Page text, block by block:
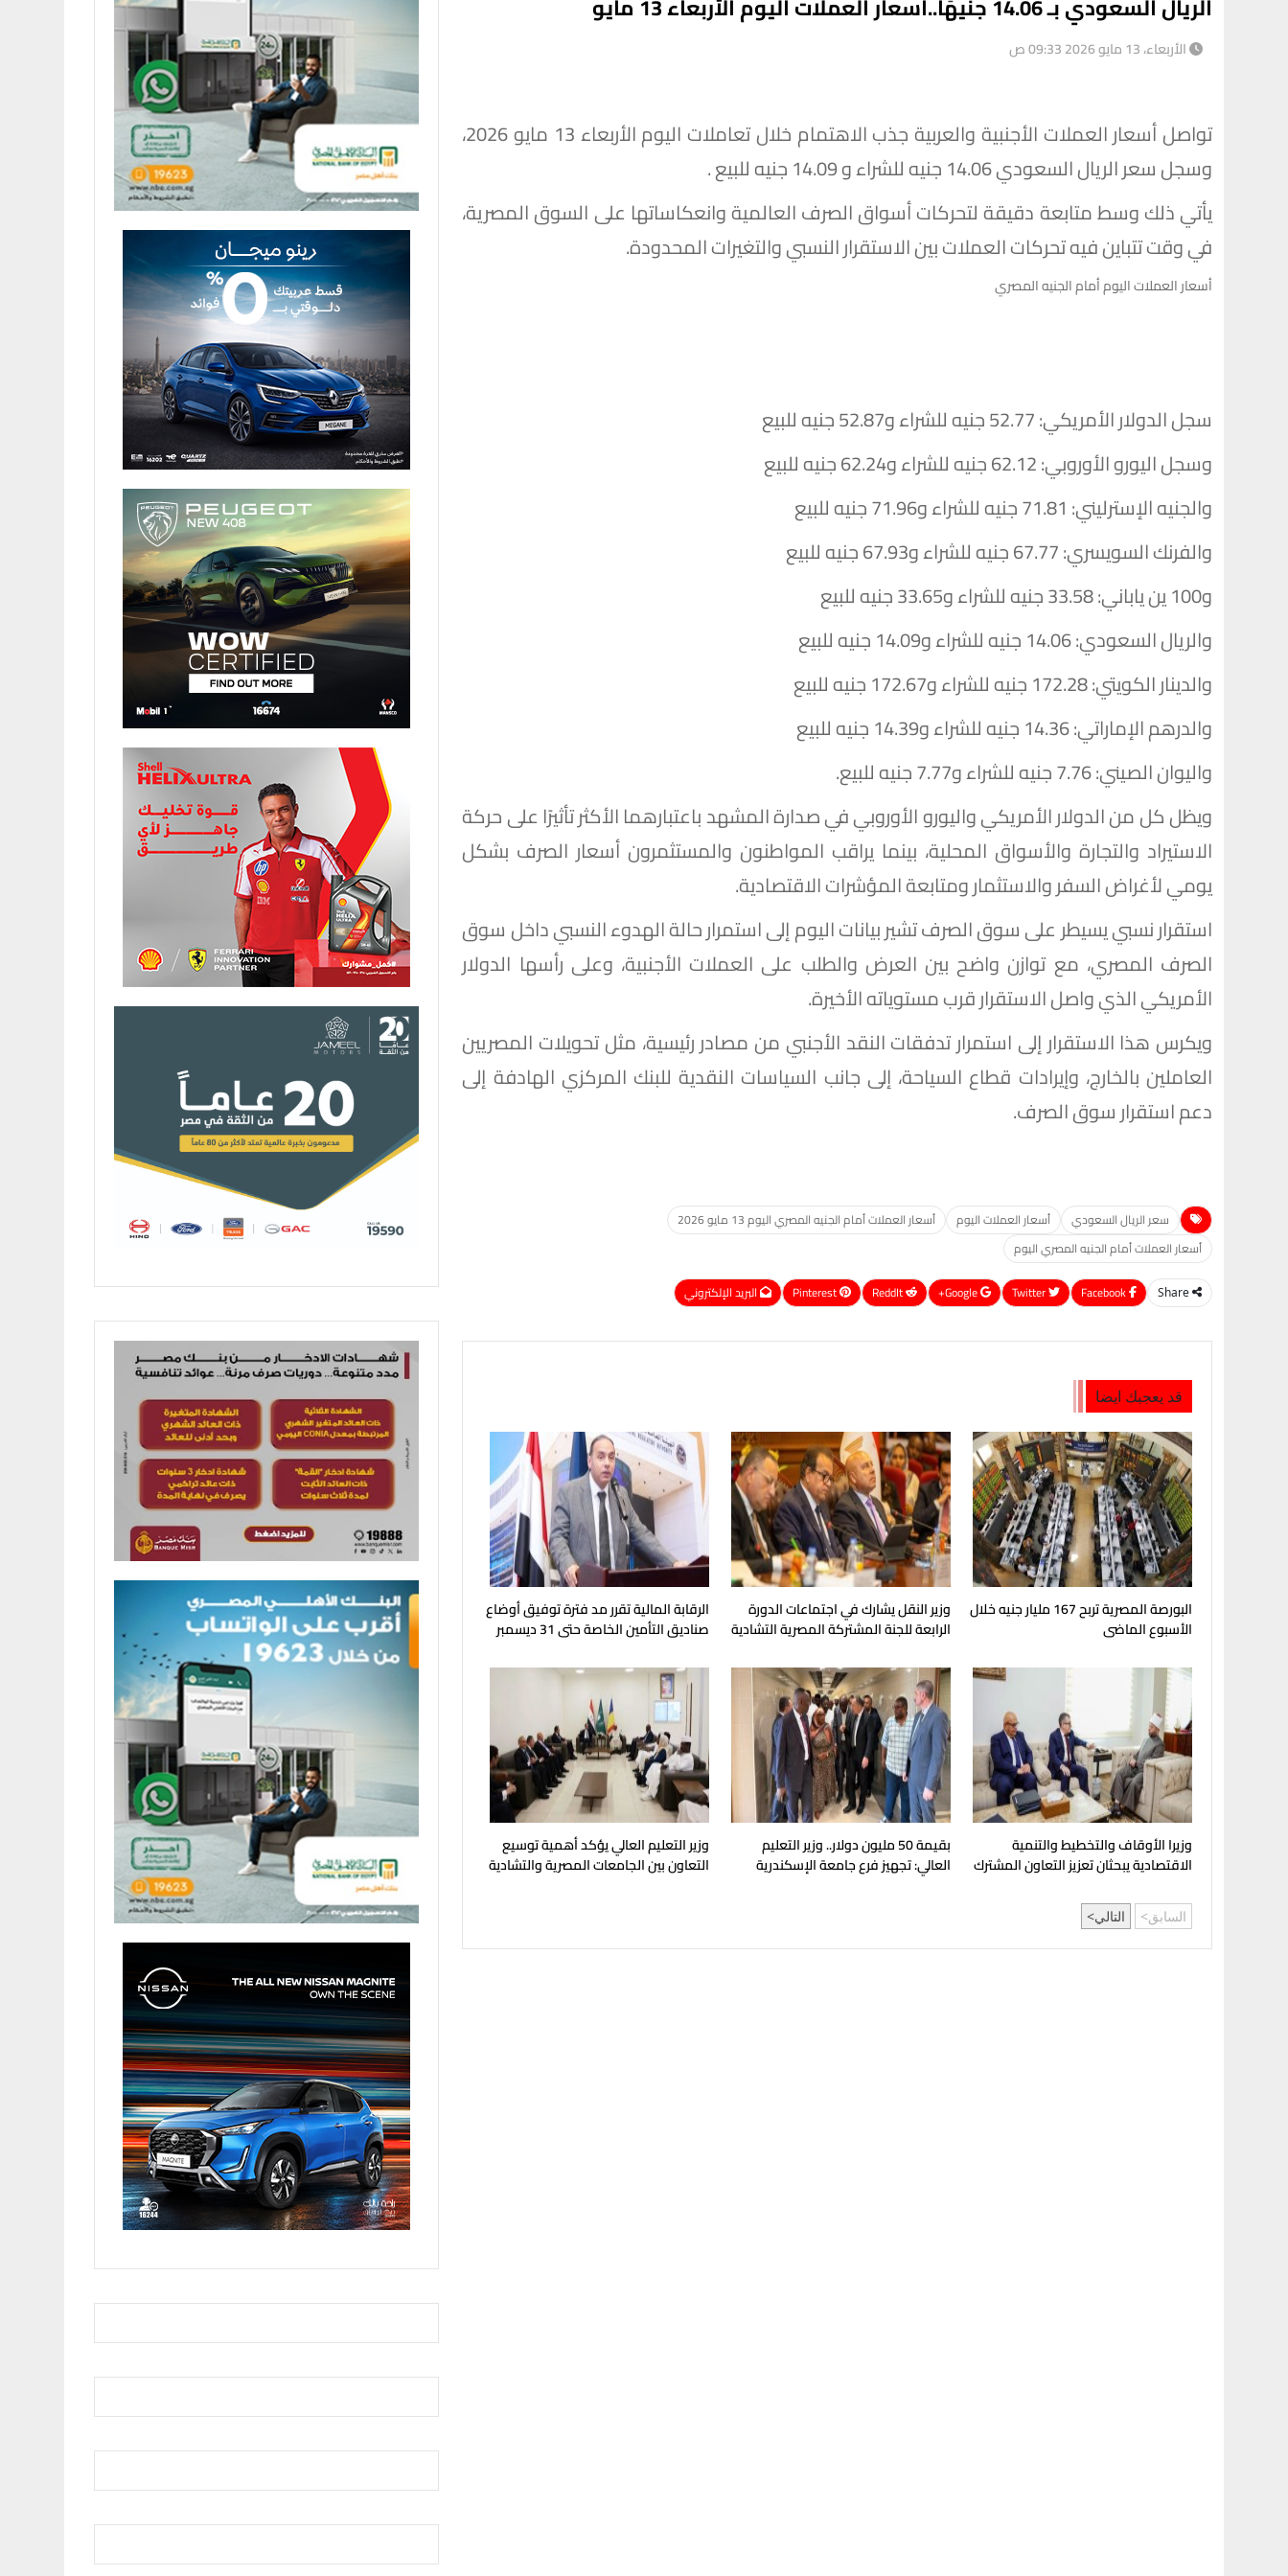
الأربعاء، 13 مايو 2026 09:33 ص
تواصل أسعار العملات الأجنبية والعربية جذب الاهتمام خلال تعاملات اليوم الأربعاء 13 مايو 2026،
وسجل سعر الريال السعودي 14.06 جنيه للشراء و 14.09 جنيه للبيع .
يأتي ذلك وسط متابعة دقيقة لتحركات أسواق الصرف العالمية وانعكاساتها على السوق المصرية،
في وقت تتباين فيه تحركات العملات بين الاستقرار النسبي والتغيرات المحدودة.
أسعار العملات اليوم أمام الجنيه المصري
سجل الدولار الأمريكي: 52.77 جنيه للشراء و52.87 جنيه للبيع
وسجل اليورو الأوروبي: 62.12 جنيه للشراء و62.24 جنيه للبيع
والجنيه الإسترليني: 71.81 جنيه للشراء و71.96 جنيه للبيع
والفرنك السويسري: 67.77 جنيه للشراء و67.93 جنيه للبيع
و100 ين ياباني: 33.58 جنيه للشراء و33.65 جنيه للبيع
والريال السعودي: 14.06 جنيه للشراء و14.09 جنيه للبيع
والدينار الكويتي: 172.28 جنيه للشراء و172.67 جنيه للبيع
والدرهم الإماراتي: 14.36 جنيه للشراء و14.39 جنيه للبيع
واليوان الصيني: 7.76 جنيه للشراء و7.77 جنيه للبيع.
ويظل كل من الدولار الأمريكي واليورو الأوروبي في صدارة المشهد باعتبارهما الأكثر تأثيرًا على حركة
الاستيراد والتجارة والأسواق المحلية، بينما يراقب المواطنون والمستثمرون أسعار الصرف بشكل
يومي لأغراض السفر والاستثمار ومتابعة المؤشرات الاقتصادية.
استقرار نسبي يسيطر على سوق الصرف تشير بيانات اليوم إلى استمرار حالة الهدوء النسبي داخل سوق
الصرف المصري، مع توازن واضح بين العرض والطلب على العملات الأجنبية، وعلى رأسها الدولار
الأمريكي الذي واصل الاستقرار قرب مستوياته الأخيرة.
ويكرس هذا الاستقرار إلى استمرار تدفقات النقد الأجنبي من مصادر رئيسية، مثل تحويلات المصريين
العاملين بالخارج، وإيرادات قطاع السياحة، إلى جانب السياسات النقدية للبنك المركزي الهادفة إلى
دعم استقرار سوق الصرف.
سعر الريال السعودي أسعار العملات اليوم
أسعار العملات أمام الجنيه المصري اليوم 13 مايو 2026
أسعار العملات أمام الجنيه المصري اليوم
Share
Google+
ReddIt
Pinterest البريد الإلكتروني
قد يعجبك ايضا
البورصة المصرية تربح 167 مليار جنيه خلال
الأسبوع الماضى
وزير النقل يشارك في اجتماعات الدورة
الرابعة للجنة المشتركة المصرية التشادية
الرقابة المالية تقرر مد فترة توفيق أوضاع
صناديق التأمين الخاصة حتى 31 ديسمبر
وزيرا الأوقاف والتخطيط والتنمية
الاقتصادية يبحثان تعزيز التعاون المشترك
بقيمة 50 مليون دولار.. وزير التعليم
العالي: تجهيز فرع جامعة الإسكندرية
وزير التعليم العالي يؤكد أهمية توسيع
التعاون بين الجامعات المصرية والتشادية
السابق التالي